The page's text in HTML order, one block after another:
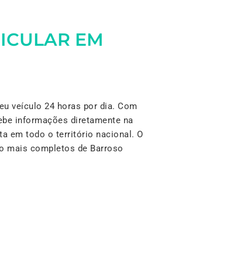
EM
veículo 24 horas por dia. Com
informações diretamente na
em todo o território nacional. O
mais completos de Barroso